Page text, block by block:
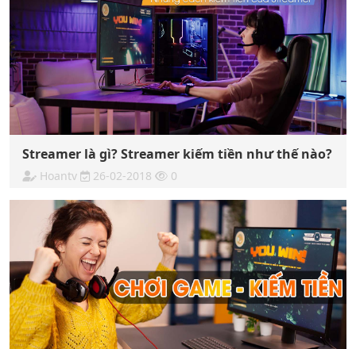
Streamer là gì? Streamer kiếm tiền như thế nào?
Hoantv 26-02-2018 0